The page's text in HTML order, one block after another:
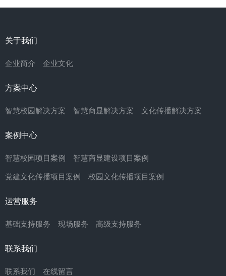
关于我们
企业简介 企业文化
方案中心
智慧校园解决方案 智慧商显解决方案 文化传播解决方案
案例中心
智慧校园项目案例 智慧商显建设项目案例
党建文化传播项目案例 校园文化传播项目案例
运营服务
基础支持服务 现场服务 高级支持服务
联系我们
联系我们 在线留言